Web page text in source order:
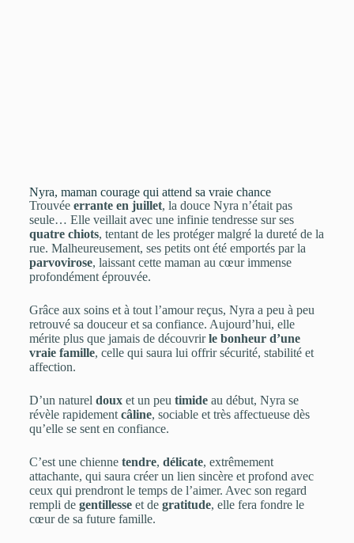
Nyra, maman courage qui attend sa vraie chance
Trouvée errante en juillet, la douce Nyra n’était pas
seule… Elle veillait avec une infinie tendresse sur ses
quatre chiots, tentant de les protéger malgré la dureté de la
rue. Malheureusement, ses petits ont été emportés par la
parvovirose, laissant cette maman au cœur immense
profondément éprouvée.
Grâce aux soins et à tout l’amour reçus, Nyra a peu à peu
retrouvé sa douceur et sa confiance. Aujourd’hui, elle
mérite plus que jamais de découvrirle bonheur d’une
vraie famille, celle qui saura lui offrir sécurité, stabilité et
affection.
D’un naturel douxet un peu timideau début, Nyra se
révèle rapidement câline, sociable et très affectueuse dès
qu’elle se sent en confiance.
C’est une chienne tendre, délicate, extrêmement
attachante, qui saura créer un lien sincère et profond avec
ceux qui prendront le temps de l’aimer. Avec son regard
rempli de gentillesseet de gratitude, elle fera fondre le
cœur de sa future famille.